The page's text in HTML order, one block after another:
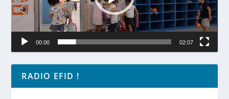
00:00 02:07
RADIO EFID !